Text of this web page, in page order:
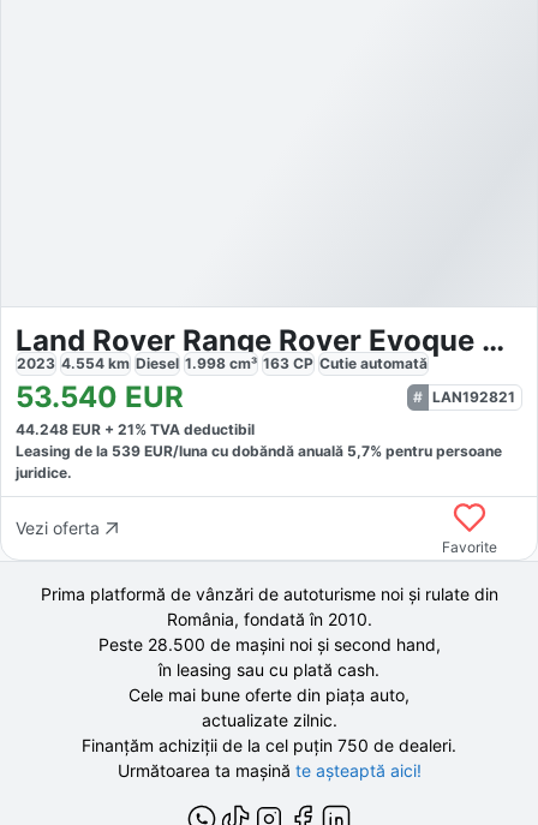
Land Rover Range Rover Evoque R-Dynamic HSE Winter
2023 4.554 km Diesel 1.998 cm³ 163 CP Cutie automată
53.540 EUR
LAN192821
44.248 EUR + 21% TVA deductibil
Leasing de la 539 EUR/luna cu dobăndă anuală 5,7% pentru persoane
juridice.
Vezi oferta
Favorite
Prima platformă de vânzări de autoturisme noi și rulate din
România, fondată în 2010.
Peste 28.500 demașini noi și second hand,
în leasing sau cu plată cash.
Cele mai bune oferte din piața auto,
actualizate zilnic.
Finanțăm achiziții de la cel puțin 750 de dealeri.
Următoarea ta mașină te așteaptă aici!